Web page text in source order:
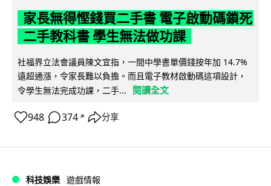
家長無得慳錢買二手書 電子啟動碼鎖死
二手教科書 學生無法做功課
社福界立法會議員陳文宜指，一間中學書單價錢按年加 14.7%
遠超通漲，令家長難以負擔。而且電子教材啟動碼這項設計，
令學生無法完成功課，二手...
閱讀全文
948 374 ↗ 分享
科技娛樂 遊戲情報